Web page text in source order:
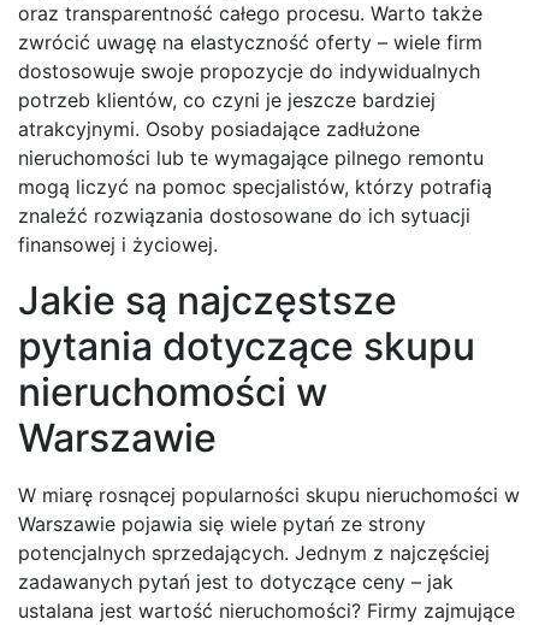
oraz transparentność całego procesu. Warto także
zwrócić uwagę na elastyczność oferty – wiele firm
dostosowuje swoje propozycje do indywidualnych
potrzeb klientów, co czyni je jeszcze bardziej
atrakcyjnymi. Osoby posiadające zadłużone
nieruchomości lub te wymagające pilnego remontu
mogą liczyć na pomoc specjalistów, którzy potrafią
znaleźć rozwiązania dostosowane do ich sytuacji
finansowej i życiowej.
Jakie są najczęstsze
pytania dotyczące skupu
nieruchomości w
Warszawie
W miarę rosnącej popularności skupu nieruchomości w
Warszawie pojawia się wiele pytań ze strony
potencjalnych sprzedających. Jednym z najczęściej
zadawanych pytań jest to dotyczące ceny – jak
ustalana jest wartość nieruchomości? Firmy zajmujące